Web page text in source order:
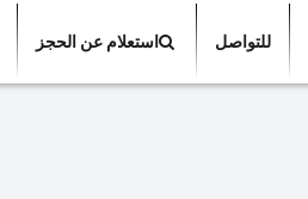
للتواصل استعلام عن الحجز